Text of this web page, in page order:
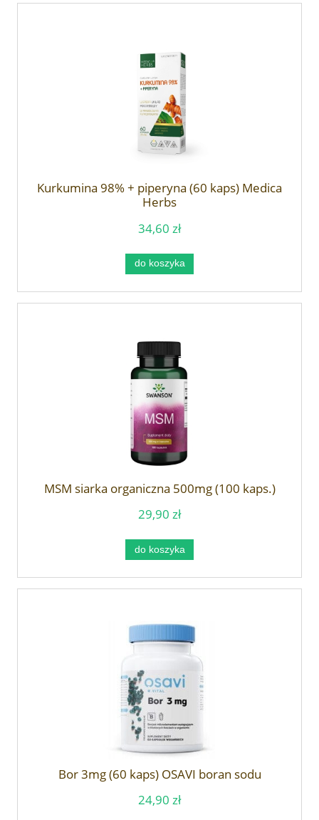
Kurkumina 98% + piperyna (60 kaps) Medica
Herbs
34,60 zł
do koszyka
MSM siarka organiczna 500mg (100 kaps.)
29,90 zł
do koszyka
Bor 3mg (60 kaps) OSAVI boran sodu
24,90 zł